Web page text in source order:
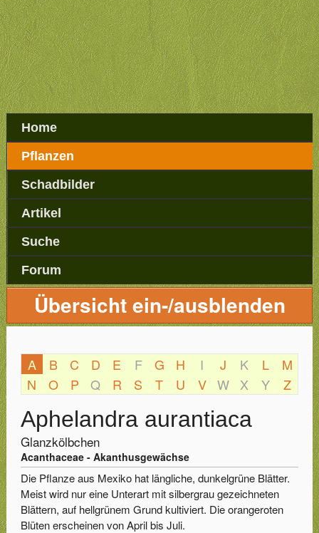
Home
Pflanzen
Schadbilder
Artikel
Suche
Forum
Übersicht ein-/ausblenden
A B C D E F G H I J K L
M
N
O P Q R S T U V W X Y Z
Aphelandra aurantiaca
Glanzkölbchen
Acanthaceae - Akanthusgewächse
Die Pflanze aus Mexiko hat längliche, dunkelgrüne Blätter.
Meist wird nur eine Unterart mit silbergrau gezeichneten
Blättern, auf hellgrünem Grund kultiviert. Die orangeroten
Blüten erscheinen von April bis Juli.